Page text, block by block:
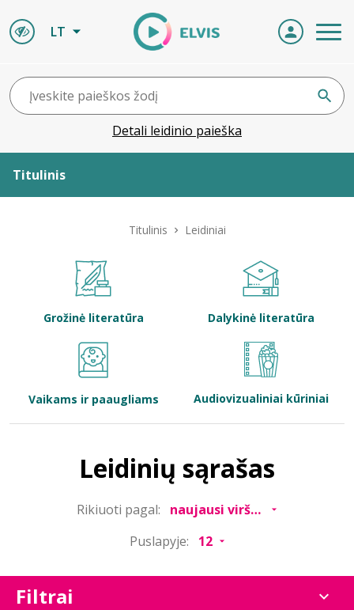
LT
Detali leidinio paieška
Titulinis
Bibliotekoms
Titulinis Leidiniai
Grožinė literatūra Dalykinė literatūra
Vaikams ir paaugliams Audiovizualiniai kūriniai
Leidinių sąrašas
Rikiuoti pagal:
Puslapyje:
Filtrai